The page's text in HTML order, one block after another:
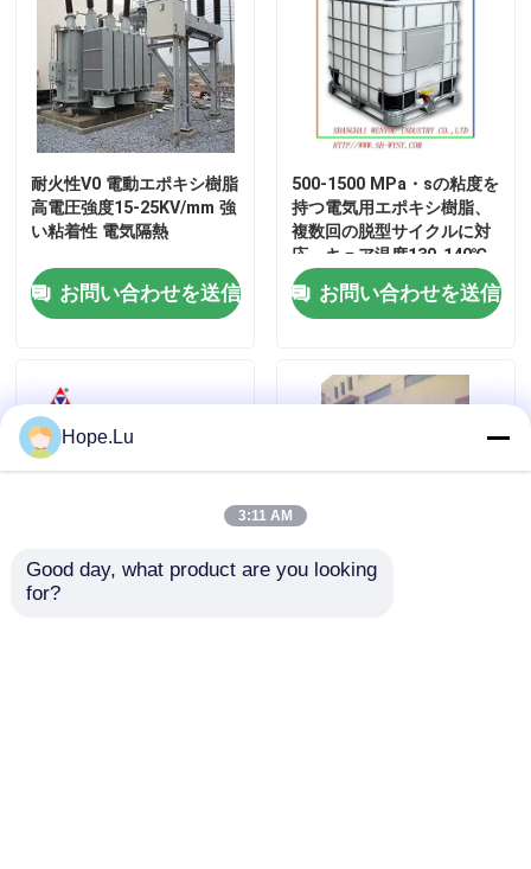
無水ケイ酸の粉
離型剤
電気隔熱エポキシ樹脂
変圧器の原料
耐火性V0 電動エポキシ樹脂
高電圧強度15-25KV/mm 強
い粘着性 電気隔熱
お問い合わせを送信
500-1500 MPa・sの粘度を
持つ電気用エポキシ樹脂、
複数回の脱型サイクルに対
応、キュア温度130-140℃
お問い合わせを送信
強い粘着性 電気式エポキシ
Hope.Lu
3:11 AM
Good day, what product are you looking
for?